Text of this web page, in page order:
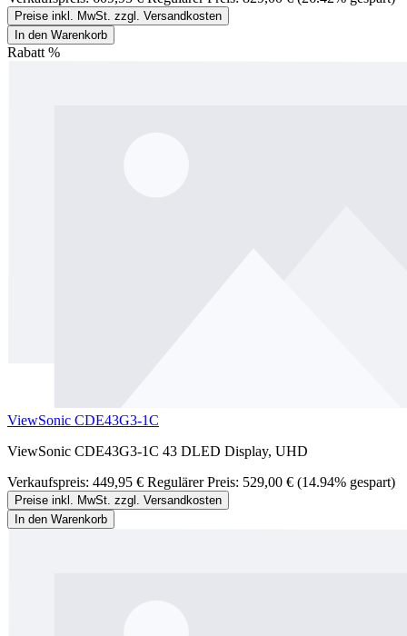
Preise inkl. MwSt. zzgl. Versandkosten
In den Warenkorb
Rabatt %
ViewSonic CDE43G3-1C
ViewSonic CDE43G3-1C 43 DLED Display, UHD
Verkaufspreis: 449,95 € Regulärer Preis: 529,00 € (14.94% gespart)
Preise inkl. MwSt. zzgl. Versandkosten
In den Warenkorb